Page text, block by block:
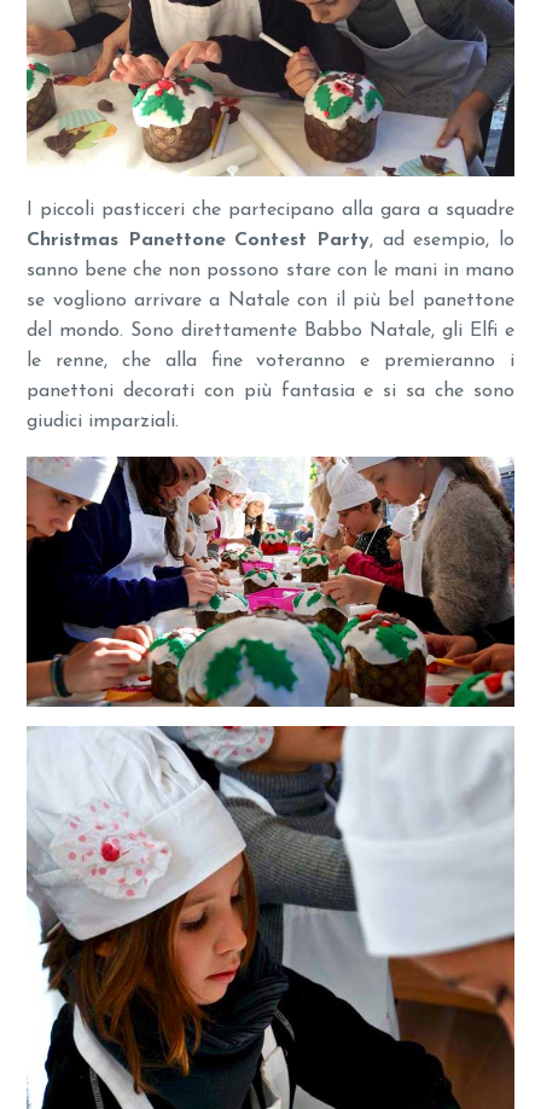
I piccoli pasticceri che partecipano alla gara a squadre
Christmas PanettoneContest Party, ad esempio, lo
sanno bene che non possono stare con le mani in mano
se vogliono arrivare a Natale con il più bel panettone
del mondo. Sono direttamente Babbo Natale, gli Elfi e
le renne, che alla fine voteranno e premieranno i
panettoni decorati con più fantasia e si sa che sono
giudici imparziali.